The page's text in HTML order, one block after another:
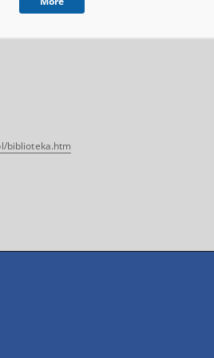
biblioteka.htm